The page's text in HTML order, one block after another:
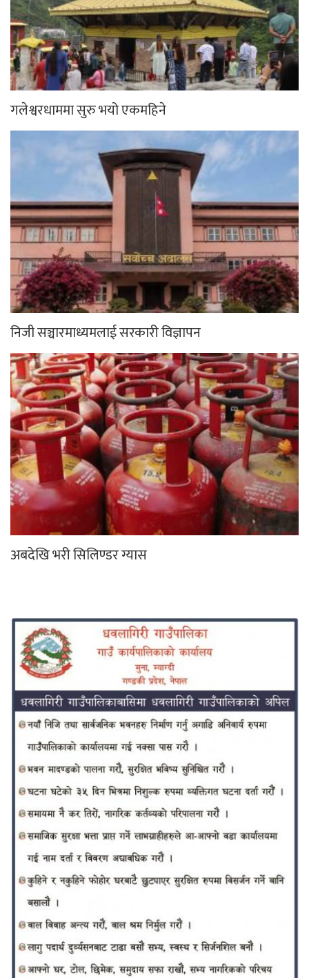
गलेश्वरधाममा सुरु भयो एकमहिने
निजी सञ्चारमाध्यमलाई सरकारी विज्ञापन
अबदेखि भरी सिलिण्डर ग्यास